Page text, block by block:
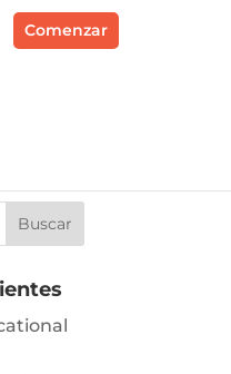
Comenzar